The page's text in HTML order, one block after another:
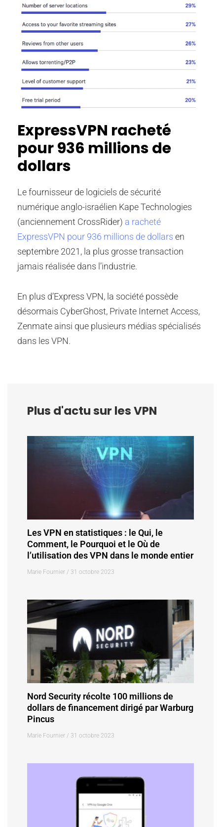
ExpressVPN racheté
pour 936 millions de
dollars
Le fournisseur de logiciels de sécurité
numérique anglo-israélien Kape Technologies
(anciennement CrossRider) a racheté
ExpressVPN pour 936 millions de dollars en
septembre 2021, la plus grosse transaction
jamais réalisée dans l’industrie.
En plus d’Express VPN, la société possède
désormais CyberGhost, Private Internet Access,
Zenmate ainsi que plusieurs médias spécialisés
dans les VPN.
Plus d'actu sur les VPN
Les VPN en statistiques : le Qui, le
Comment, le Pourquoi et le Où de
l’utilisation des VPN dans le monde entier
Marie Fournier 31 octobre 2023
Nord Security récolte 100 millions de
dollars de financement dirigé par Warburg
Pincus
Marie Fournier 31 octobre 2023